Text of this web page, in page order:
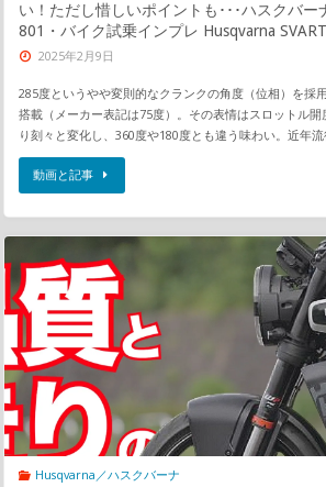
い！ただし惜しいポイントも･･･ハスクバー
801・バイク試乗インプレ Husqvarna
2025年2月9日
285度というやや変則的なクランクの角度（位相）を採
搭載（メーカー表記は75度）。その表情はスロットル
り刻々と変化し、360度や180度とも違う味わい。近年流
動画と記事
Husqvarna／ハスクバーナ